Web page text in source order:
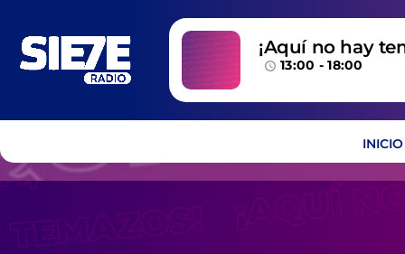
¡Aquí no hay
temazos!
access_time 13:00 - 18:00
INICIO